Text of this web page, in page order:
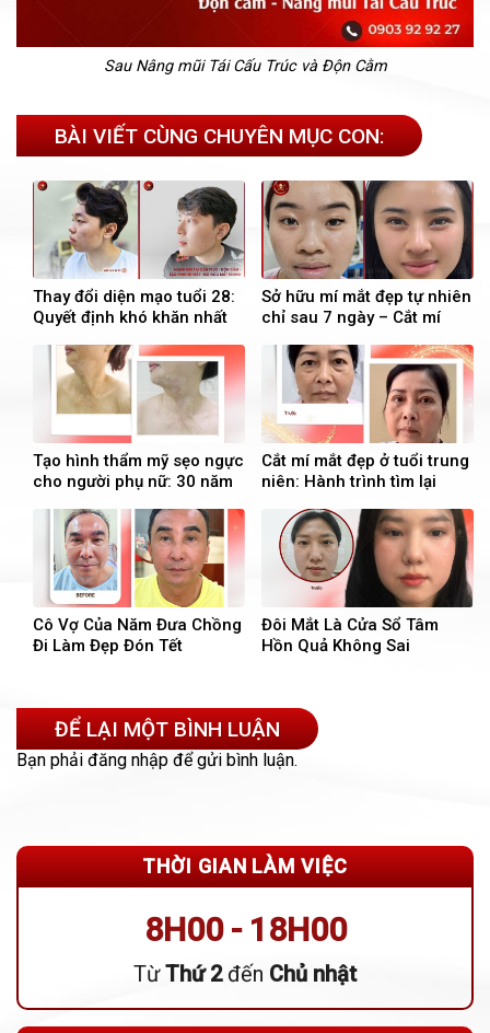
Sau Nâng mũi Tái Cấu Trúc và Độn Cằm
BÀI VIẾT CÙNG CHUYÊN MỤC CON:
Thay đổi diện mạo tuổi 28:
Quyết định khó khăn nhất
nhất
Sở hữu mí mắt đẹp tự nhiên
chỉ sau 7 ngày – Cắt mí
Tạo hình thẩm mỹ sẹo ngực
cho người phụ nữ: 30 năm
nạn bỏng dầu hoả
Cắt mí mắt đẹp ở tuổi trung
niên: Hành trình tìm lại
Cô Vợ Của Năm Đưa Chồng
Đi Làm Đẹp Đón Tết
Đôi Mắt Là Cửa Sổ Tâm
Hồn Quả Không Sai
ĐỂ LẠI MỘT BÌNH LUẬN
Bạn phải đăng nhập để gửi bình luận.
THỜI GIAN LÀM VIỆC
8H00 - 18H00
TừThứ 2đến Chủ nhật